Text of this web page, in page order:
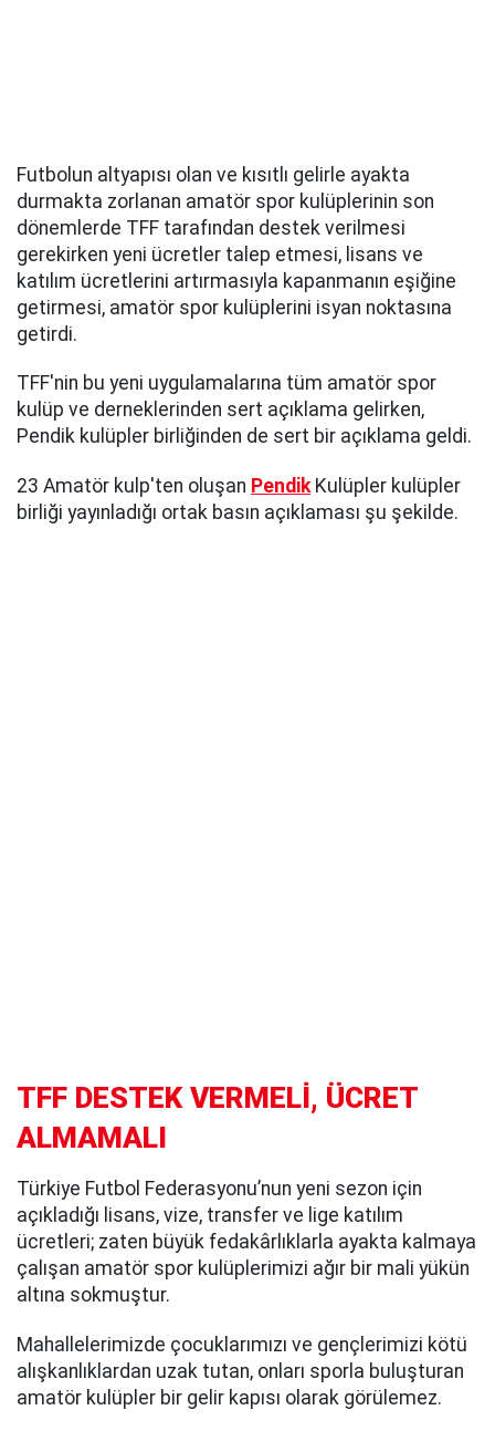
Futbolun altyapısı olan ve kısıtlı gelirle ayakta
durmakta zorlanan amatör spor kulüplerinin son
dönemlerde TFF tarafından destek verilmesi
gerekirken yeni ücretler talep etmesi, lisans ve
katılım ücretlerini artırmasıyla kapanmanın eşiğine
getirmesi, amatör spor kulüplerini isyan noktasına
getirdi.
TFF'nin bu yeni uygulamalarına tüm amatör spor
kulüp ve derneklerinden sert açıklama gelirken,
Pendik kulüpler birliğinden de sert bir açıklama geldi.
23 Amatör kulp'ten oluşan PendikKulüpler kulüpler
birliği yayınladığı ortak basın açıklaması şu şekilde.
TFF DESTEK VERMELİ, ÜCRET
ALMAMALI
Türkiye Futbol Federasyonu’nun yeni sezon için
açıkladığı lisans, vize, transfer ve lige katılım
ücretleri; zaten büyük fedakârlıklarla ayakta kalmaya
çalışan amatör spor kulüplerimizi ağır bir mali yükün
altına sokmuştur.
Mahallelerimizde çocuklarımızı ve gençlerimizi kötü
alışkanlıklardan uzak tutan, onları sporla buluşturan
amatör kulüpler bir gelir kapısı olarak görülemez.